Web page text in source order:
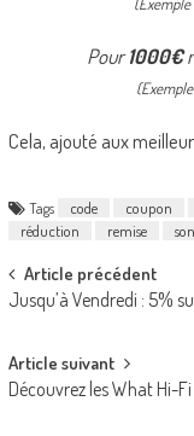
Pour1000€
Cela, ajouté aux
Tags code coupon
réduction
remise son
Post
navigation
Article précédent
Jusqu’à Vendredi : 5%
Article suivant
Découvrez les What Hi-